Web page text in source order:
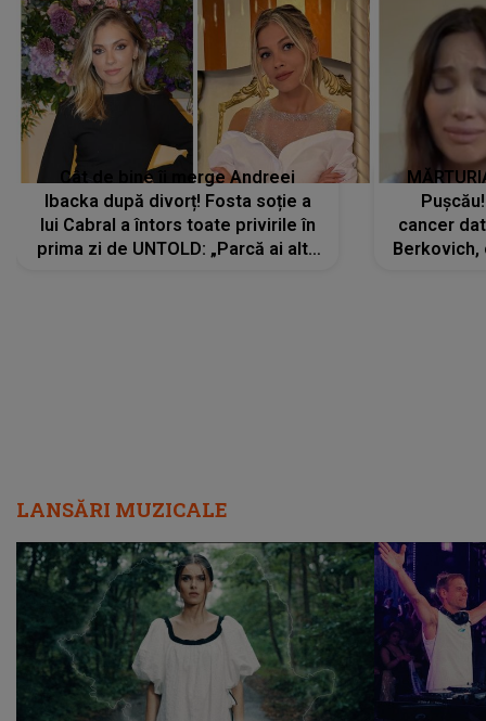
Cât de bine îi merge Andreei
Ibacka după divorț! Fosta soție a
lui Cabral a întors toate privirile în
prima zi de UNTOLD: „Parcă ai altă
cancer
Berkovich,
LANSĂRI MUZICALE